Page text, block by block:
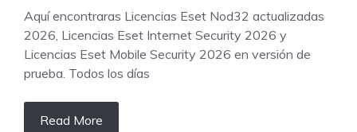
Aquí encontraras Licencias Eset Nod32 actualizadas
2026, Licencias Eset Internet Security 2026 y
Licencias Eset Mobile Security 2026 en versión de
prueba. Todos los días
Read More